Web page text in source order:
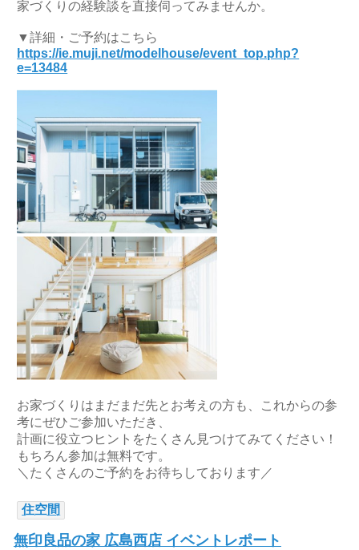
家づくりの経験談を直接伺ってみませんか。
▼詳細・ご予約はこちら
https://ie.muji.net/modelhouse/event_top.php?
e=13484
お家づくりはまだまだ先とお考えの方も、これからの参
考にぜひご参加いただき、
計画に役立つヒントをたくさん見つけてみてください！
もちろん参加は無料です。
＼たくさんのご予約をお待ちしております／
住空間
無印良品の家 広島西店 イベントレポート